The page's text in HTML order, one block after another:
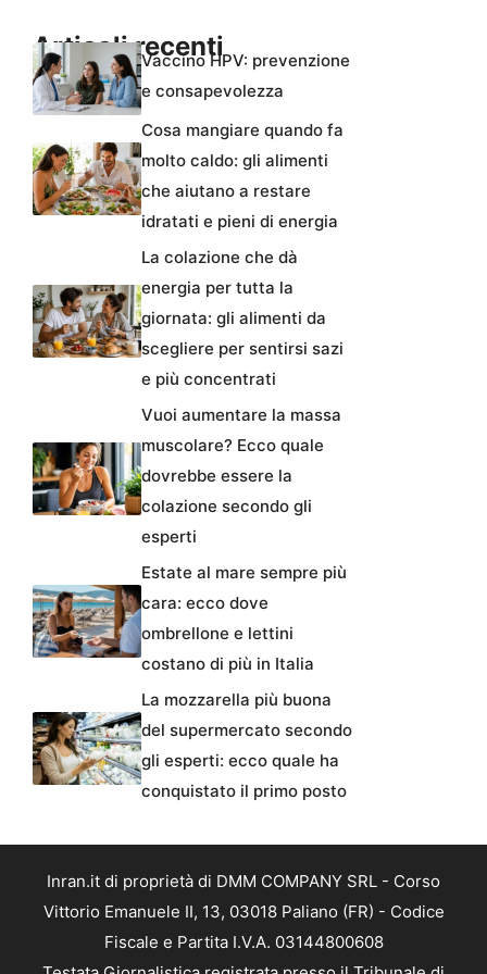
Articoli recentiVaccino HPV: prevenzione
e consapevolezza
Cosa mangiare quando fa
molto caldo: gli alimenti
che aiutano a restare
idratati e pieni di energia
La colazione che dà
energia per tutta la
giornata: gli alimenti da
scegliere per sentirsi sazi
e più concentrati
Vuoi aumentare la massa
muscolare? Ecco quale
dovrebbe essere la
colazione secondo gli
esperti
Estate al mare sempre più
cara: ecco dove
ombrellone e lettini
costano di più in Italia
La mozzarella più buona
del supermercato secondo
gli esperti: ecco quale ha
conquistato il primo posto
Inran.it di proprietà di DMM COMPANY SRL - Corso
Vittorio Emanuele II, 13, 03018 Paliano (FR) - Codice
Fiscale e Partita I.V.A. 03144800608